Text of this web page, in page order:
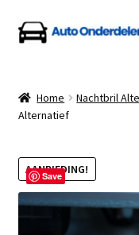
Ga
door
navigatie
Ga
naar
inhoud
Algemene Voorwaarden
Auto Onderdelen Shop
Betalen en Verzenden
Home Nachtbril
Alternatief
AANBIEDING!
Save